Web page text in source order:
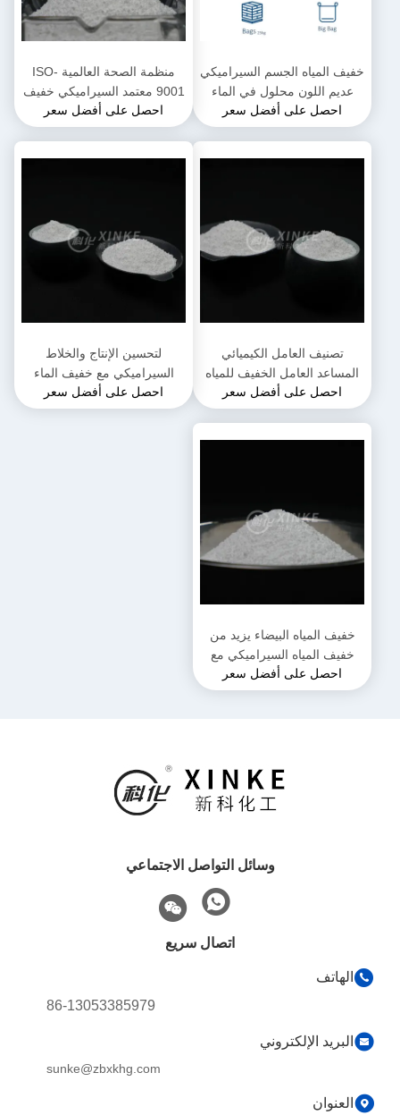
خفيف المياه الجسم السيراميكي
عديم اللون محلول في الماء
احصل على أفضل سعر
منظمة الصحة العالمية ISO-
9001 معتمد السيراميكي خفيف
المياه 1.0-1.1 للجسم
السيراميكي وأداء مضمون
احصل على أفضل سعر
تصنيف العامل الكيميائي
المساعد العامل الخفيف للمياه
عديم الرائحة عالية الاستقرار
توفير المياه
احصل على أفضل سعر
لتحسين الإنتاج والخلاط
السيراميكي مع خفيف الماء
الجسم السيراميكي
احصل على أفضل سعر
خفيف المياه البيضاء يزيد من
خفيف المياه السيراميكي مع
الجاذبية الخاصة 1.0-1.1
احصل على أفضل سعر
وسائل التواصل الاجتماعي
اتصال سريع
الهاتف
86-13053385979
البريد الإلكتروني
sunke@zbxkhg.com
العنوان